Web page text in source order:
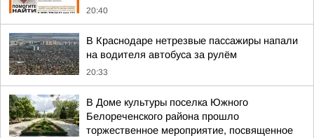
20:40
В Краснодаре нетрезвые пассажиры напали
на водителя автобуса за рулём
20:33
В Доме культуры поселка Южного
Белореченского района прошло
торжественное мероприятие, посвященное